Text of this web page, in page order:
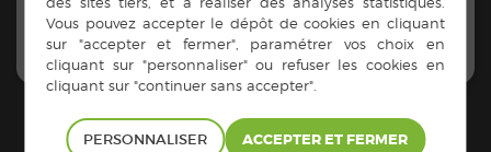
PERSONNALISER